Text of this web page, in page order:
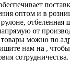
оптом и в
отбеленная
от
можно по
нам на ,
сотрудничества.